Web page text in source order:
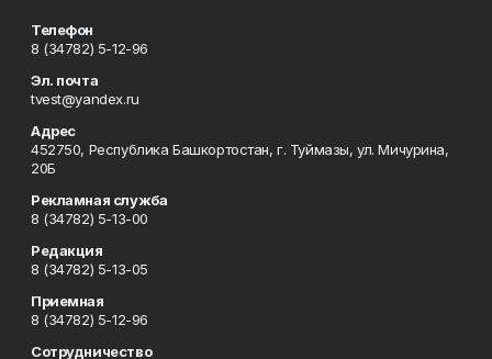
Телефон
8 (34782) 5-12-96
Эл. почта
tvest@yandex.ru
Адрес
452750, Республика Башкортостан, г. Туймазы, ул. Мичурина,
20Б
Рекламная служба
8 (34782) 5-13-00
Редакция
8 (34782) 5-13-05
Приемная
8 (34782) 5-12-96
Сотрудничество